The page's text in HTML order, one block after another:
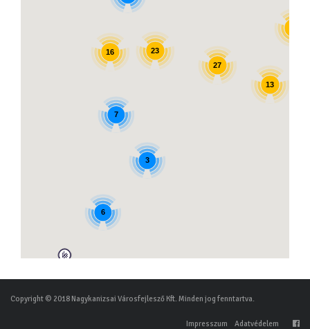
23
6
27
7
13
16
3
Copyright © 2018 Nagykanizsai Városfejlesző Kft. Minden jog fenntartva.
Impresszum Adatvédelem